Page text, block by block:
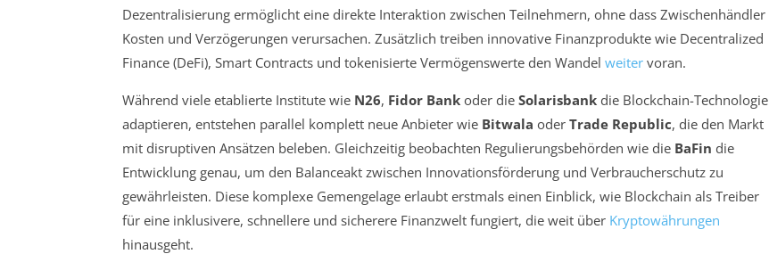
Dezentralisierung ermöglicht eine direkte Interaktion zwischen Teilnehmern, ohne dass Zwischenhändler
Kosten und Verzögerungen verursachen. Zusätzlich treiben innovative Finanzprodukte wie Decentralized
Finance (DeFi), Smart Contracts und tokenisierte Vermögenswerte den Wandel weiter voran.
Während viele etablierte Institute wie N26, Fidor Bank oder die Solarisbank die Blockchain-Technologie
adaptieren, entstehen parallel komplett neue Anbieter wie Bitwala oder Trade Republic, die den Markt
mit disruptiven Ansätzen beleben. Gleichzeitig beobachten Regulierungsbehörden wie die BaFin die
Entwicklung genau, um den Balanceakt zwischen Innovationsförderung und Verbraucherschutz zu
gewährleisten. Diese komplexe Gemengelage erlaubt erstmals einen Einblick, wie Blockchain als Treiber
für eine inklusivere, schnellere und sicherere Finanzwelt fungiert, die weit über Kryptowährungen
hinausgeht.